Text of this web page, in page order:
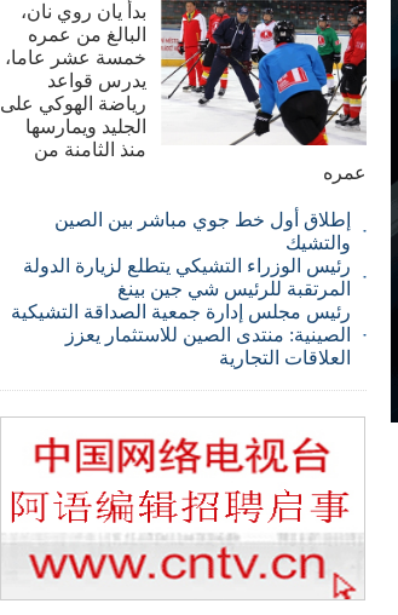
بدأ يان روي نان،
البالغ من عمره
خمسة عشر عاما،
يدرس قواعد
رياضة الهوكي على
الجليد ويمارسها
منذ الثامنة من
عمره
إطلاق أول خط جوي مباشر بين الصين
والتشيك
رئيس الوزراء التشيكي يتطلع لزيارة الدولة
المرتقبة للرئيس شي جين بينغ
رئيس مجلس إدارة جمعية الصداقة التشيكية
الصينية: منتدى الصين للاستثمار يعزز
العلاقات التجارية